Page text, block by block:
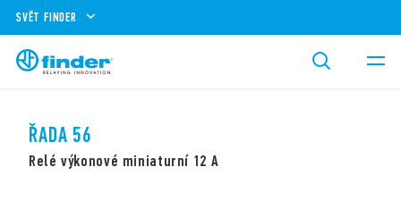
SVĚT FINDER
ŘADA 56
Relé výkonové miniaturní 12 A